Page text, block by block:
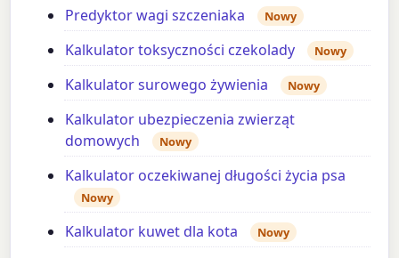
Predyktor wagi szczeniaka
Nowy
Kalkulator toksyczności czekolady Nowy
Kalkulator surowego żywienia Nowy
Kalkulator ubezpieczenia zwierząt
domowych
Nowy
Kalkulator oczekiwanej długości życia psa
Nowy
Kalkulator kuwet dla kota Nowy